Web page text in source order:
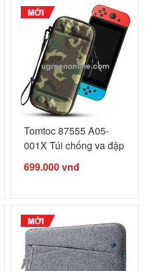
Tomtoc 87555 A05-
001X Túi chống va đập
...
699.000vnđ